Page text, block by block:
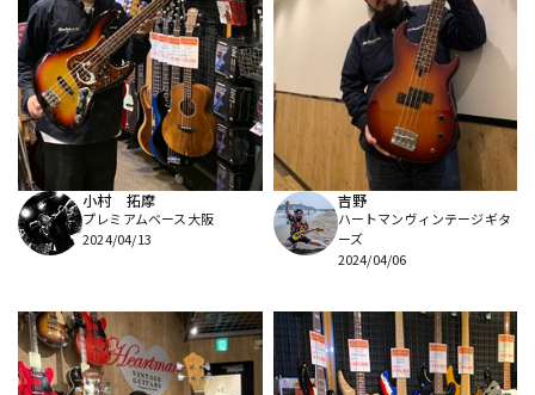
小村 拓摩
プレミアムベース大阪
2024/04/13
吉野
ハートマンヴィンテージギタ
ーズ
2024/04/06